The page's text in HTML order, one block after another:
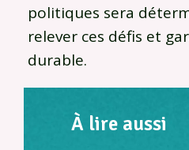
politiques sera
relever ces défis et
durable.
À lire aussi